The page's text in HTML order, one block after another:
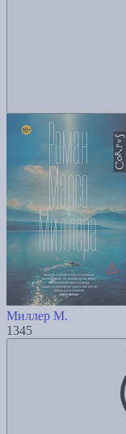
Миллер М.
1345